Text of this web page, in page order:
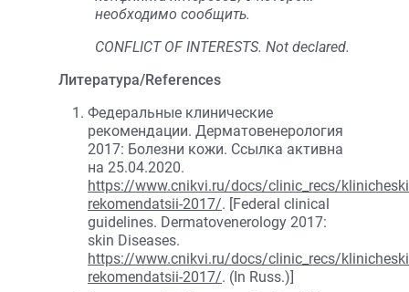
необходимо сообщить.
CONFLICT OF INTERESTS. Not declared.
Литература/References
Федеральные клинические
рекомендации. Дерматовенерология
2017: Болезни кожи. Ссылка активна
на 25.04.2020.
https://www.cnikvi.ru/docs/clinic_recs/
rekomendatsii-2017/. [Federal clinical
guidelines. Dermatovenerology 2017:
skin Diseases.
https://www.cnikvi.ru/docs/clinic_recs/
rekomendatsii-2017/. (In Russ.)]